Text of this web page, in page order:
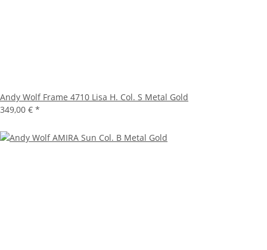
Andy Wolf Frame 4710 Lisa H. Col. S Metal Gold
349,00 € *